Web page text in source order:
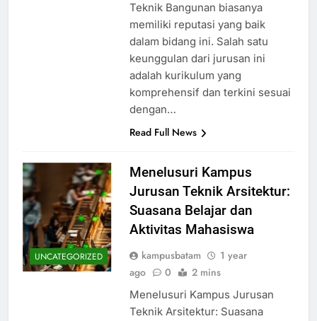
Teknik Bangunan biasanya
memiliki reputasi yang baik
dalam bidang ini. Salah satu
keunggulan dari jurusan ini
adalah kurikulum yang
komprehensif dan terkini sesuai
dengan…
Read Full News
UNCATEGORIZED
Menelusuri Kampus
Jurusan Teknik Arsitektur:
Suasana Belajar dan
Aktivitas Mahasiswa
kampusbatam
1 year
ago
0 2 mins
Menelusuri Kampus Jurusan
Teknik Arsitektur: Suasana